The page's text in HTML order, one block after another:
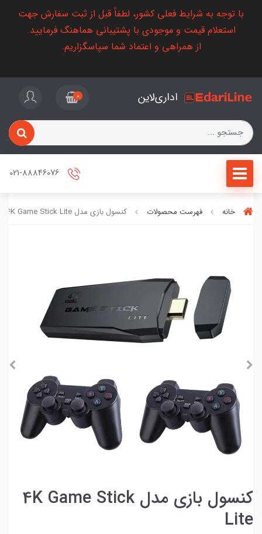
با توجه به شرایط فعلی کشور، لطفاً قبل از ثبت سفارش جهت
استعلام قیمت و موجودی با پشتیبانی هماهنگ فرمایید.
از همراهی و اعتماد شما سپاسگزاریم.
اداری‌لاین 0
خانه فهرست محصولات کنسول بازی مدل 4K Game Stick Lite
کنسول بازی مدل 4K Game Stick
Lite